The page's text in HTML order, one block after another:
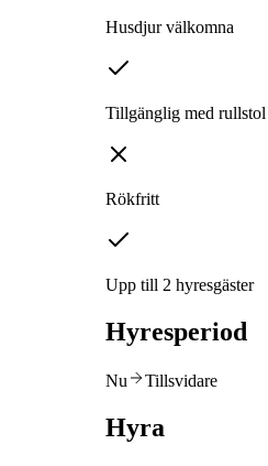
Husdjur välkomna
Tillgänglig med rullstol
Rökfritt
Upp till 2 hyresgäster
Hyresperiod
Nu Tillsvidare
Hyra